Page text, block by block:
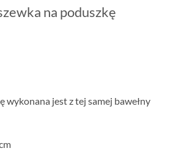
na poduszkę
wykonana jest z tej samej bawełny